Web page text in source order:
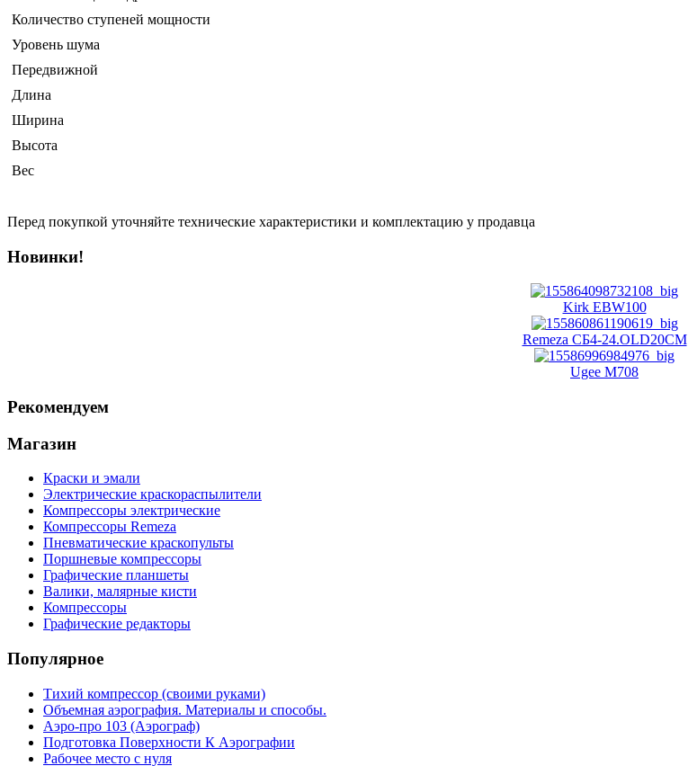
Количество ступеней мощности
Уровень шума
Передвижной
Длина
Ширина
Высота
Вес
Перед покупкой уточняйте технические характеристики и комплектацию у продавца
Новинки!
Kirk EBW100
Remeza СБ4-24.OLD20CM
Ugee M708
Рекомендуем
Магазин
Краски и эмали
Электрические краскораспылители
Компрессоры электрические
Компрессоры Remeza
Пневматические краскопульты
Поршневые компрессоры
Графические планшеты
Валики, малярные кисти
Компрессоры
Графические редакторы
Популярное
Тихий компрессор (своими руками)
Объемная аэрография. Материалы и способы.
Аэро-про 103 (Аэрограф)
Подготовка Поверхности К Аэрографии
Рабочее место с нуля